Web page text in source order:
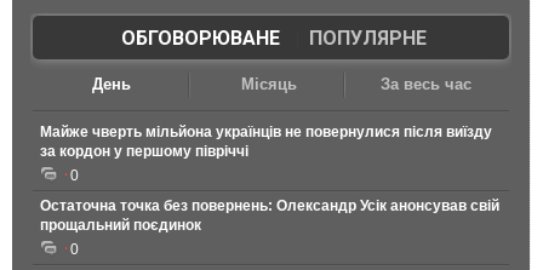
ОБГОВОРЮВАНЕ| ПОПУЛЯРНЕ
День Місяць За весь час
Майже чверть мільйона українців не повернулися після виїзду
за кордон у першому півріччі
0
Остаточна точка без повернень: Олександр Усік анонсував свій
прощальний поєдинок
0